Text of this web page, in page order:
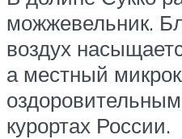
можжевельник.
воздух
а местный
курортах России.